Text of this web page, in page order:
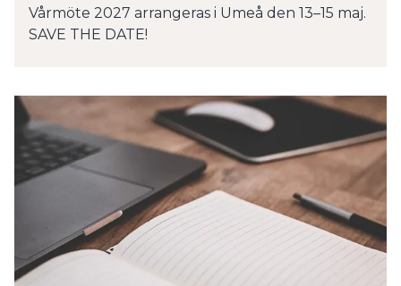
Vårmöte 2027 arrangeras i Umeå den 13–15 maj.
SAVE THE DATE!